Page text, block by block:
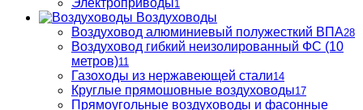
Электроприводы1
Воздуховоды
Воздуховод алюминиевый полужесткий ВПА28
Воздуховод гибкий неизолированный ФС (10
метров)11
Газоходы из нержавеющей стали14
Круглые прямошовные воздуховоды17
Прямоугольные воздуховоды и фасонные